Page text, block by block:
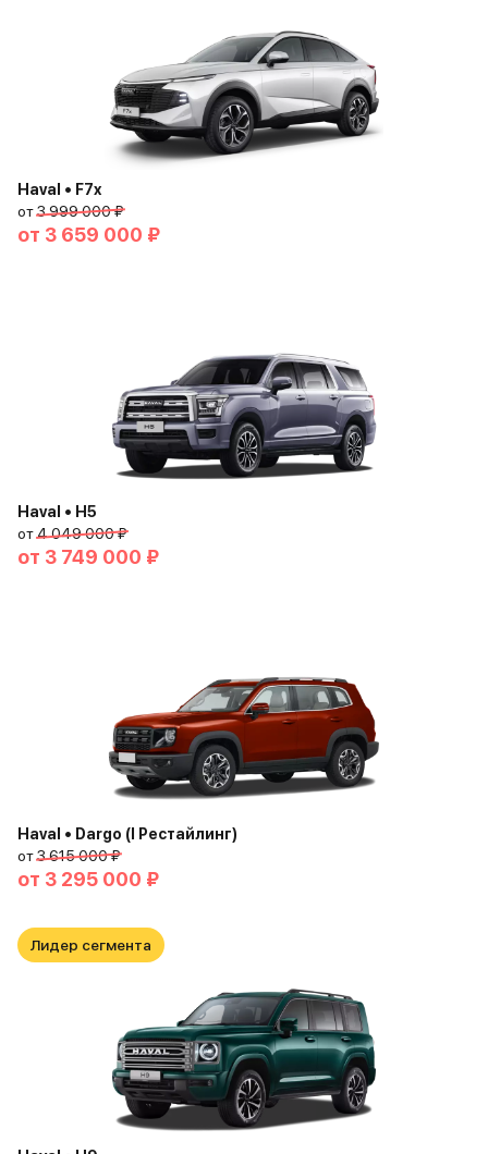
Haval • F7x
от3 999 000 ₽
от 3 659 000 ₽
Haval • H5
от4 049 000 ₽
от 3 749 000 ₽
Haval • Dargo (I Рестайлинг)
от3 615 000 ₽
от 3 295 000 ₽
Лидер сегмента